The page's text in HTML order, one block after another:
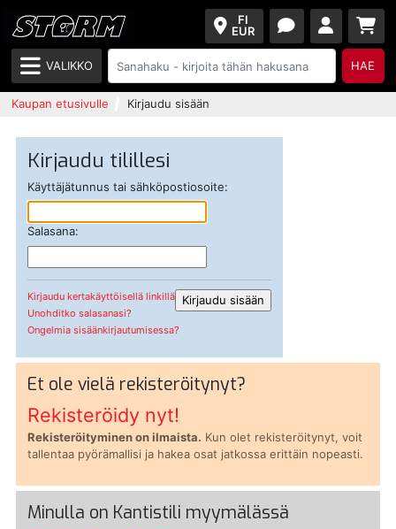
FI
EUR
VALIKKO HAE
Kaupan etusivulle Kirjaudu sisään
Kirjaudu tilillesi
Käyttäjätunnus tai sähköpostiosoite:
Salasana:
Kirjaudu kertakäyttöisellä linkillä
Unohditko salasanasi?
Ongelmia sisäänkirjautumisessa?
Et ole vielä rekisteröitynyt?
Rekisteröidy nyt!
Rekisteröityminen on ilmaista. Kun olet rekisteröitynyt, voit
tallentaa pyörämallisi ja hakea osat jatkossa erittäin nopeasti.
Minulla on Kantistili myymälässä